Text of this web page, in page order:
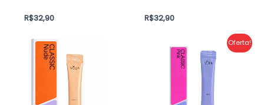
R$32,90 R$32,90
Oferta!
preço
atual
é:
R$32,90.